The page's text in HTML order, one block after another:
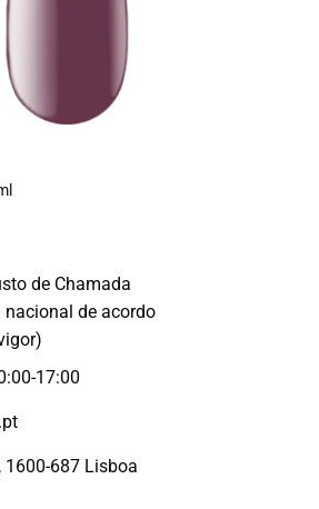
de Chamada
de acordo
17:00
1600-687 Lisboa